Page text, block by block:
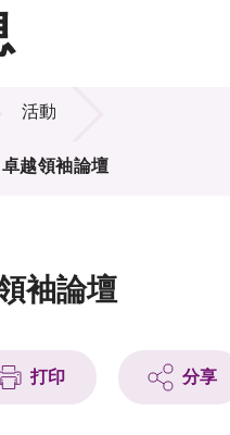
活動
越領袖論壇
袖論壇
打印 分享